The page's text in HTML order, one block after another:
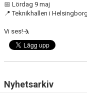
KALENDER
BILDER
TRÄNARE
📅 Lördag 9 maj
📍 Teknikhallen i Helsingborg
Vi ses!🤺
Nyhetsarkiv